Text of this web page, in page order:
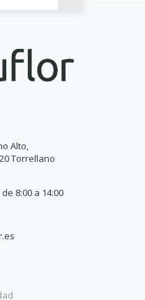
Alto,
Torrellano
8:00 a 14:00